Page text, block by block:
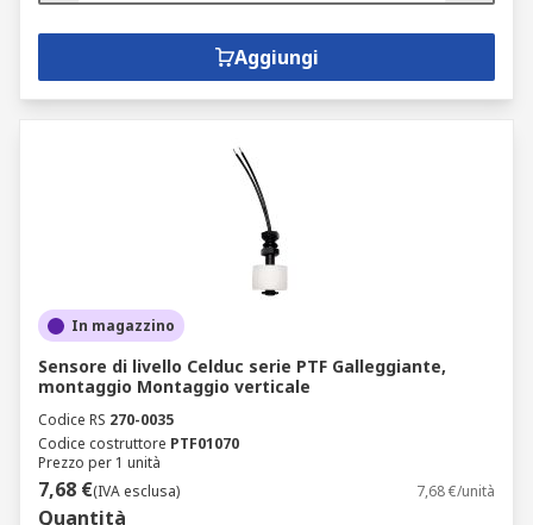
Aggiungi
In magazzino
Sensore di livello Celduc serie PTF Galleggiante,
montaggio Montaggio verticale
Codice RS 270-0035
Codice costruttore PTF01070
Prezzo per 1 unità
7,68 €(IVA esclusa) 7,68 €/unità
Quantità